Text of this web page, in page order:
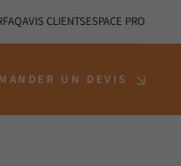
FAQAVIS CLIENTSESPACE PRO
UN DEVIS